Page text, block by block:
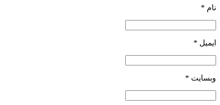
نام *
ایمیل *
وبسایت *